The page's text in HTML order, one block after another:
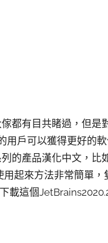
都有目共睹過，但是
戶可以獲得更好的
的產品漢化中文，
起來方法非常簡單，
載這個